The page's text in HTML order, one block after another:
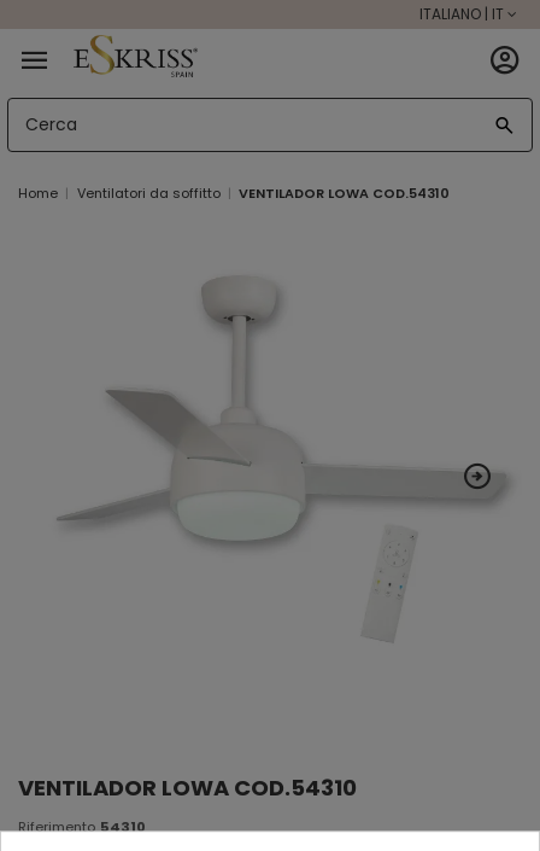
ITALIANO | IT
Home Ventilatori da soffitto VENTILADOR LOWA COD.54310
VENTILADOR LOWA COD.54310
Riferimento 54310